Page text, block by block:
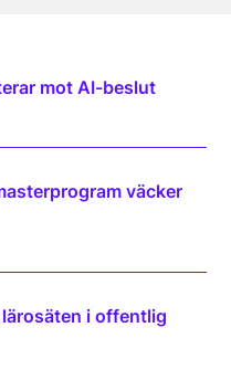
mot AI-beslut
väcker
i offentlig